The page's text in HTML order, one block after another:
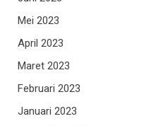
Mei 2023
April 2023
Maret 2023
Februari 2023
Januari 2023